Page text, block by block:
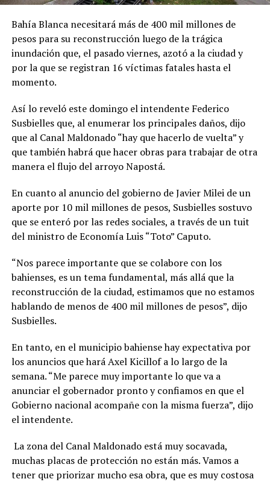
Bahía Blanca necesitará más de 400 mil millones de
pesos para su reconstrucción luego de la trágica
inundación que, el pasado viernes, azotó a la ciudad y
por la que se registran 16 víctimas fatales hasta el
momento.
Así lo reveló este domingo el intendente Federico
Susbielles que, al enumerar los principales daños, dijo
que al Canal Maldonado “hay que hacerlo de vuelta” y
que también habrá que hacer obras para trabajar de otra
manera el flujo del arroyo Napostá.
En cuanto al anuncio del gobierno de Javier Milei de un
aporte por 10 mil millones de pesos, Susbielles sostuvo
que se enteró por las redes sociales, a través de un tuit
del ministro de Economía Luis “Toto” Caputo.
“Nos parece importante que se colabore con los
bahienses, es un tema fundamental, más allá que la
reconstrucción de la ciudad, estimamos que no estamos
hablando de menos de 400 mil millones de pesos”, dijo
Susbielles.
En tanto, en el municipio bahiense hay expectativa por
los anuncios que hará Axel Kicillof a lo largo de la
semana. “Me parece muy importante lo que va a
anunciar el gobernador pronto y confiamos en que el
Gobierno nacional acompañe con la misma fuerza”, dijo
el intendente.
La zona del Canal Maldonado está muy socavada,
muchas placas de protección no están más. Vamos a
tener que priorizar mucho esa obra, que es muy costosa